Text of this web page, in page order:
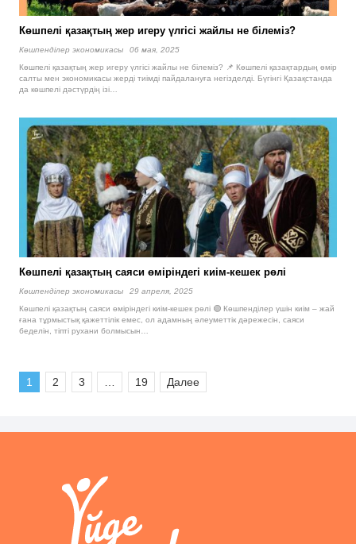
Көшпелі қазақтың жер игеру үлгісі жайлы не білеміз?
Көшпенділер экономикасы
06 мая, 2025
Көшпелі қазақтың жер игеру үлгісі жайлы не білеміз? 📌 Көшпелі қазақтардың өмір
салты мен экономикасы жерді тиімді пайдалануға негізделді. Бүгінгі Қазақстанда
да көшпелі дәстүрдің ізі…
Көшпелі қазақтың саяси өміріндегі киім-кешек рөлі
Көшпенділер экономикасы
29 апреля, 2025
Көшпелі қазақтың саяси өміріндегі киім-кешек рөлі 🟢 Көшпенділер үшін киім – жай
ғана тұрмыстық қажеттілік емес, ол адамның әлеуметтік дәрежесін, саяси
беделін, тіпті рухани болмысын…
1 2 3 19 Далее